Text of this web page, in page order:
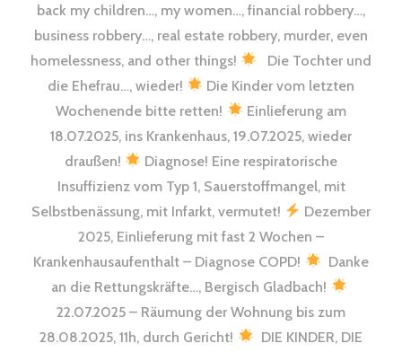
back my children…, my women…, financial robbery…,
business robbery…, real estate robbery, murder, even
homelessness, and other things!
Die Tochter und
die Ehefrau…, wieder!
Die Kinder vom letzten
Wochenende bitte retten!
Einlieferung am
18.07.2025, ins Krankenhaus, 19.07.2025, wieder
draußen!
Diagnose! Eine respiratorische
Insuffizienz vom Typ 1, Sauerstoffmangel, mit
Selbstbenässung, mit Infarkt, vermutet!
Dezember
2025, Einlieferung mit fast 2 Wochen –
Krankenhausaufenthalt – Diagnose COPD!
Danke
an die Rettungskräfte…, Bergisch Gladbach!
22.07.2025 – Räumung der Wohnung bis zum
28.08.2025, 11h, durch Gericht!
DIE KINDER, DIE